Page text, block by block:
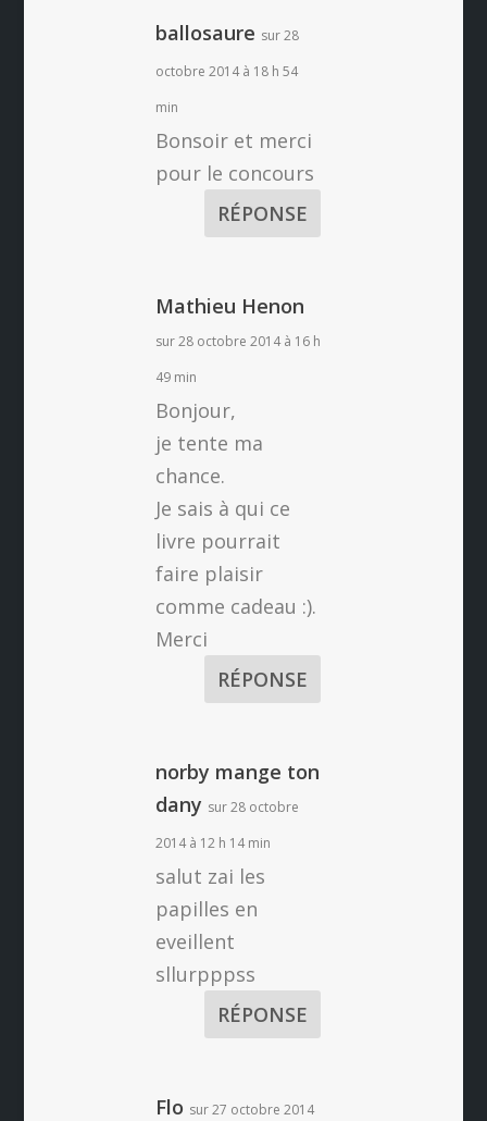
ballosaure sur 28
octobre 2014 à 18 h 54
min
Bonsoir et merci
pour le concours
RÉPONSE
Mathieu Henon
sur 28 octobre 2014 à 16 h
49 min
Bonjour,
je tente ma
chance.
Je sais à qui ce
livre pourrait
faire plaisir
comme cadeau :).
Merci
RÉPONSE
norby mange ton
dany sur 28 octobre
2014 à 12 h 14 min
salut zai les
papilles en
eveillent
sllurpppss
RÉPONSE
Flo sur 27 octobre 2014